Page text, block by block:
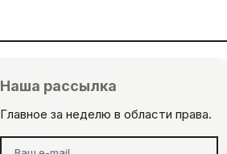
Наша рассылка
Главное за неделю в области права.